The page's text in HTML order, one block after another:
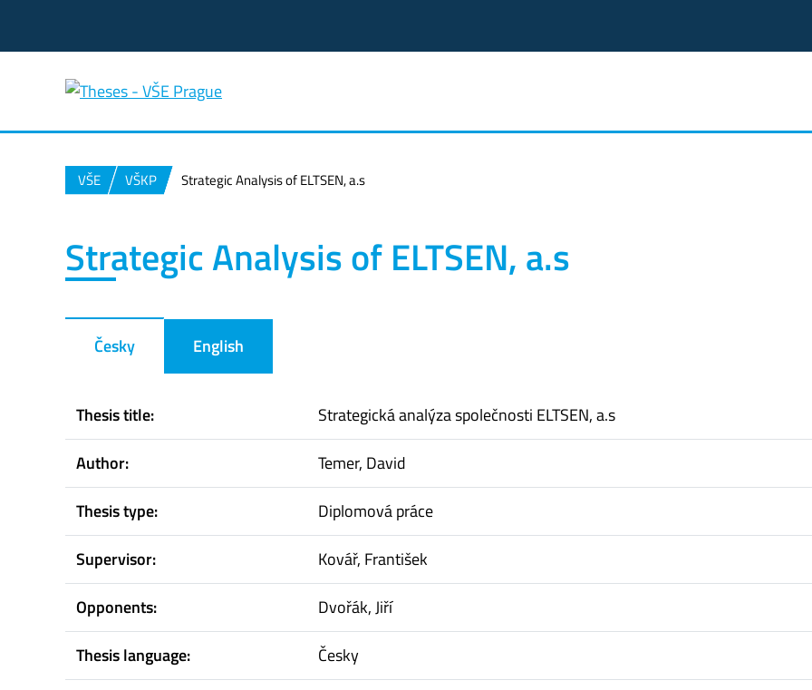
VŠE VŠKP Strategic Analysis of ELTSEN, a.s
Strategic Analysis of ELTSEN, a.s
Česky English
Thesis title:
Strategická analýza společnosti ELTSEN, a.s
Author:
Temer, David
Thesis type:
Diplomová práce
Supervisor:
Kovář, František
Opponents:
Dvořák, Jiří
Thesis language:
Česky